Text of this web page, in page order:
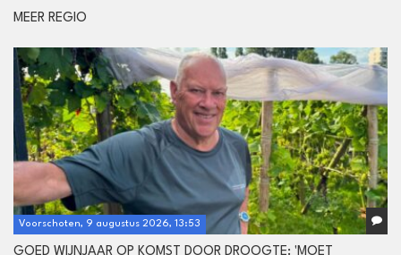
MEER REGIO
Voorschoten, 9 augustus 2026, 13:53
GOED WIJNJAAR OP KOMST DOOR DROOGTE: 'MOET